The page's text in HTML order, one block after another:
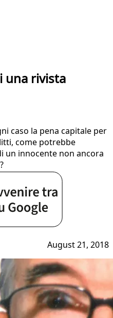
una rivista
caso la pena capitale per
come potrebbe
un innocente non ancora
August 21, 2018